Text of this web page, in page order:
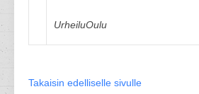
UrheiluOulu
Takaisin edelliselle sivulle